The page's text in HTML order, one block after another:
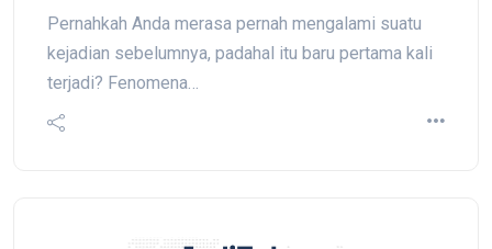
Pernahkah Anda merasa pernah mengalami suatu
kejadian sebelumnya, padahal itu baru pertama kali
terjadi? Fenomena…